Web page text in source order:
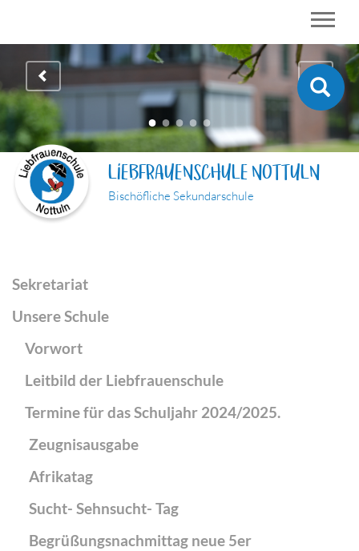
LIEBFRAUENSCHULE NOTTULN
Bischöfliche Sekundarschule
Sekretariat
Unsere Schule
Vorwort
Leitbild der Liebfrauenschule
Termine für das Schuljahr 2024/2025.
Zeugnisausgabe
Afrikatag
Sucht- Sehnsucht- Tag
Begrüßungsnachmittag neue 5er